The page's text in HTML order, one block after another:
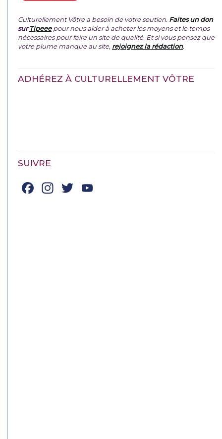
Culturellement Vôtre a besoin de votre soutien. Faites un don
surTipeeepour nous aider à acheter les moyens et le temps
nécessaires pour faire un site de qualité. Et si vous pensez que
votre plume manque au site, rejoignez la rédaction.
ADHÉREZ À CULTURELLEMENT VÔTRE
SUIVRE
Facebook
Instagram
Twitter